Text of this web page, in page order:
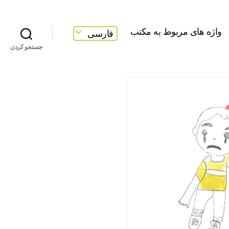
واژه های مربوط به مکتب فارسی
جستجو کردن